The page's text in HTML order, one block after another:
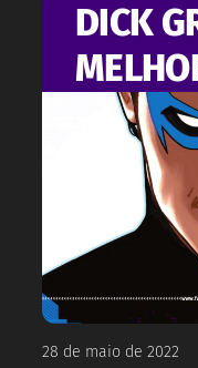
DICK
28 de maio de 2022